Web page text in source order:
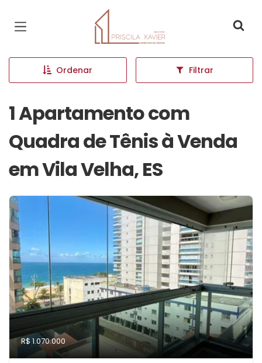
Página inicial
Ordenar Filtrar
1 Apartamento com
Quadra de Tênis à Venda
em Vila Velha, ES
R$ 1.070.000